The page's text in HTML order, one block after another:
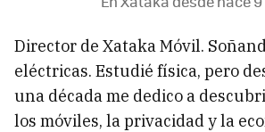
Director de Xataka Móvil.
eléctricas. Estudié física, pero
una década me dedico a
los móviles, la privacidad y la